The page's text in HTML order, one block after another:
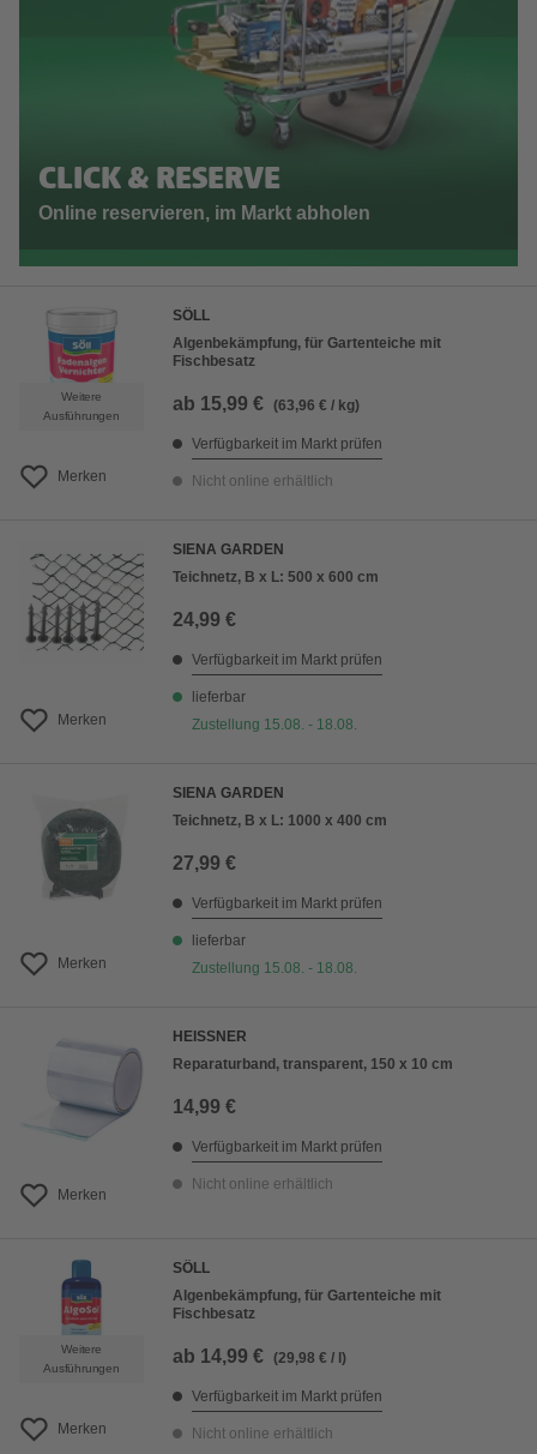
CLICK & RESERVE
Online reservieren, im Markt abholen
Weitere
Ausführungen
Merken
SÖLL
Algenbekämpfung, für Gartenteiche mit
Fischbesatz
ab 15,99 € (63,96 € / kg)
Verfügbarkeit im Markt prüfen
Nicht online erhältlich
Merken
SIENA GARDEN
Teichnetz, B x L: 500 x 600 cm
24,99 €
Verfügbarkeit im Markt prüfen
lieferbar
Zustellung 15.08. - 18.08.
Merken
SIENA GARDEN
Teichnetz, B x L: 1000 x 400 cm
27,99 €
Verfügbarkeit im Markt prüfen
lieferbar
Zustellung 15.08. - 18.08.
Merken
HEISSNER
Reparaturband, transparent, 150 x 10 cm
14,99 €
Verfügbarkeit im Markt prüfen
Nicht online erhältlich
Weitere
Ausführungen
Merken
SÖLL
Algenbekämpfung, für Gartenteiche mit
Fischbesatz
ab 14,99 € (29,98 € / l)
Verfügbarkeit im Markt prüfen
Nicht online erhältlich